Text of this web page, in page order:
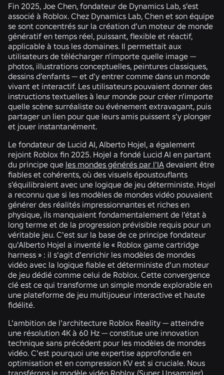
Fin 2025, Joe Chen, fondateur de Dynamics Lab, s’est
associé à Roblox. Chez Dynamics Lab, Chen et son équipe
se sont concentrés sur la création d’un moteur de monde
génératif en temps réel, puissant, flexible et réactif,
applicable à tous les domaines. Il permettait aux
utilisateurs de télécharger n’importe quelle image —
photos, illustrations conceptuelles, peintures classiques,
dessins d’enfants — et d’y entrer comme dans un monde
vivant et interactif. Les utilisateurs pouvaient donner des
instructions textuelles à leur monde pour créer n’importe
quelle scène surréaliste ou événement extravagant, puis
partager un lien pour que leurs amis puissent s’y plonger
et jouer instantanément.
Le fondateur de Lucid AI, Alberto Hojel, a également
rejoint Roblox fin 2025. Hojel a fondé Lucid AI en partant
du principe que les mondes générés par l’IA devaient être
fiables et cohérents, où des visuels époustouflants
s’équilibraient avec une logique de jeu déterministe. Hojel
a reconnu que si les modèles de mondes vidéo pouvaient
générer des réalités impressionnantes et riches en
physique, ils manquaient fondamentalement de l’état à
long terme et de la progression prévisible requis pour un
véritable jeu. C'est sur la base de ce principe fondateur
qu'Alberto Hojel a inventé le « Roblox game cartridge
harness » : il s'agit d'enrichir les modèles de mondes
vidéo avec la logique fiable et déterministe d'un moteur
de jeu dédié comme celui de Roblox. Cette convergence
clé est ce qui transforme un simple monde explorable en
une plateforme de jeu multijoueur interactive et haute
fidélité.
L'ambition de l'architecture Roblox Reality — atteindre
une résolution 4K à 60 Hz — constitue une innovation
technique sans précédent pour les modèles de mondes
vidéo. C'est pourquoi une expertise approfondie en
optimisation et en compression KV est si cruciale. Nous
transférons le modèle vidéo Roblox (Super Upsampler)